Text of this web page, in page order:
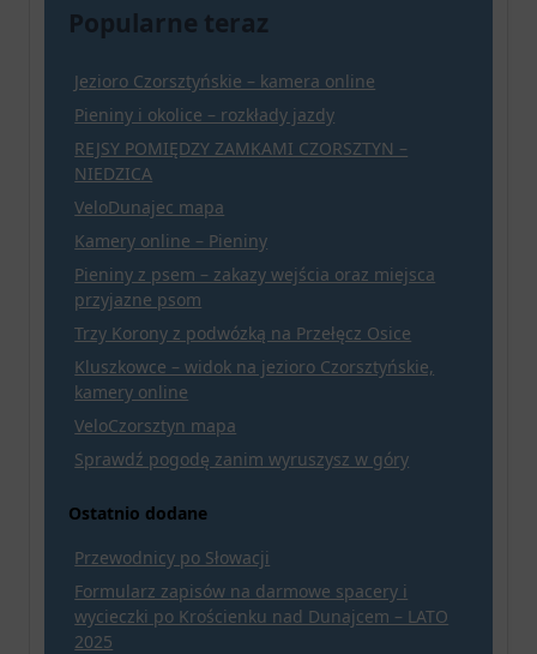
Popularne teraz
Jezioro Czorsztyńskie – kamera online
Pieniny i okolice – rozkłady jazdy
REJSY POMIĘDZY ZAMKAMI CZORSZTYN –
NIEDZICA
VeloDunajec mapa
Kamery online – Pieniny
Pieniny z psem – zakazy wejścia oraz miejsca
przyjazne psom
Trzy Korony z podwózką na Przełęcz Osice
Kluszkowce – widok na jezioro Czorsztyńskie,
kamery online
VeloCzorsztyn mapa
Sprawdź pogodę zanim wyruszysz w góry
Ostatnio dodane
Przewodnicy po Słowacji
Formularz zapisów na darmowe spacery i
wycieczki po Krościenku nad Dunajcem – LATO
2025